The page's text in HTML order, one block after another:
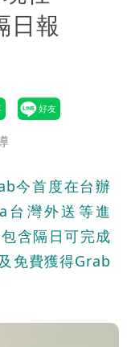
日報
今首度在台辦
台灣外送等進
含隔日可完成
免費獲得Grab